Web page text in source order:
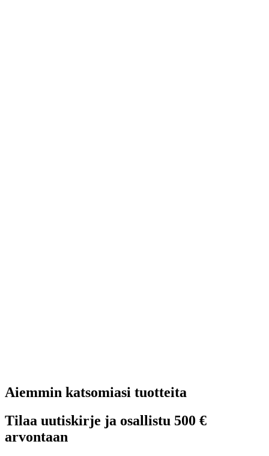
Aiemmin katsomiasi tuotteita
Tilaa uutiskirje ja osallistu 500 €
arvontaan